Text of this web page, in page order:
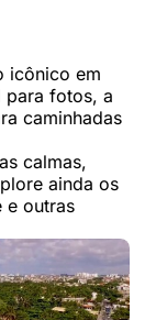
icônico em
para fotos, a
caminhadas
calmas,
ainda os
e outras